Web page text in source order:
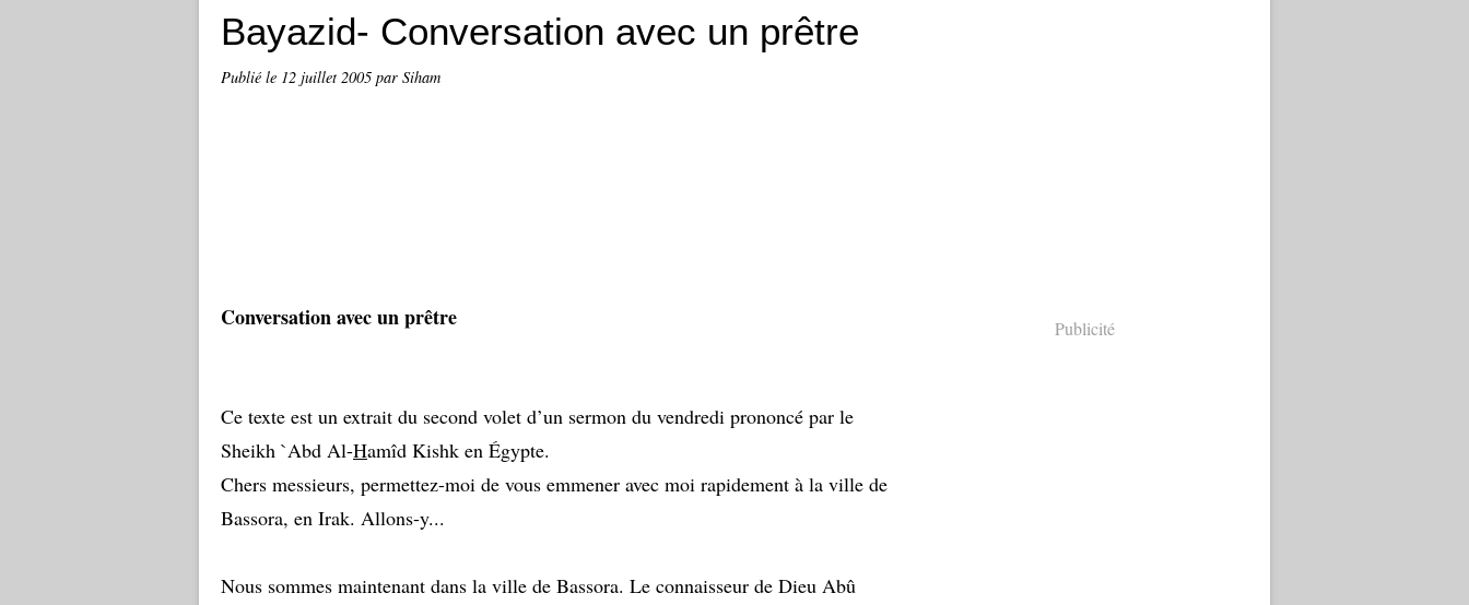
Bayazid- Conversation avec un prêtre
Publié le 12 juillet 2005 par Siham
Conversation avec un prêtre
Ce texte est un extrait du second volet d’un sermon du vendredi prononcé par le
Sheikh `Abd Al-Hamîd Kishk en Égypte.
Chers messieurs, permettez-moi de vous emmener avec moi rapidement à la ville de
Bassora, en Irak. Allons-y...
Nous sommes maintenant dans la ville de Bassora. Le connaisseur de Dieu Abû
Publicité